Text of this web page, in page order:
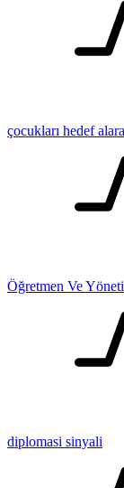
çocukları hedef
Öğretmen Ve
diplomasi sinyali